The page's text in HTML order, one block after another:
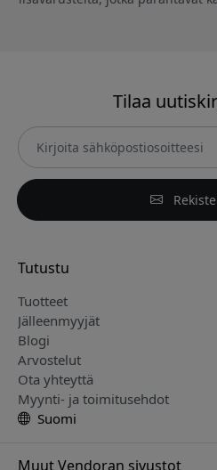
Tilaa
Tutustu
Tuotteet
Jälleenmyyjät
Blogi
Arvostelut
Ota yhteyttä
Myynti- ja toimitusehdot
Suomi
Muut Vendoran sivustot